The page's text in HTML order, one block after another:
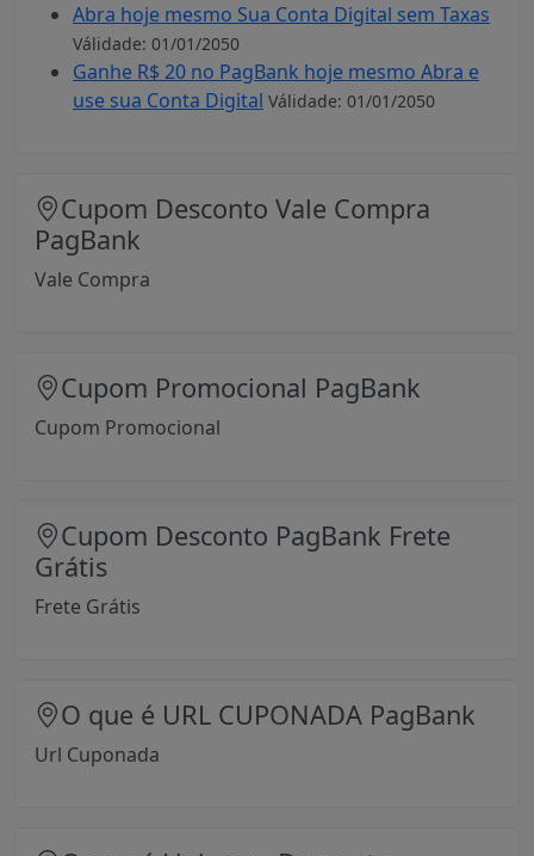
Abra hoje mesmo Sua Conta Digital sem Taxas
Válidade: 01/01/2050
Ganhe R$ 20 no PagBank hoje mesmo Abra e
use sua Conta Digital Válidade: 01/01/2050
Cupom Desconto Vale Compra
PagBank
Vale Compra
Cupom Promocional PagBank
Cupom Promocional
Cupom Desconto PagBank Frete
Grátis
Frete Grátis
O que é URL CUPONADA PagBank
Url Cuponada